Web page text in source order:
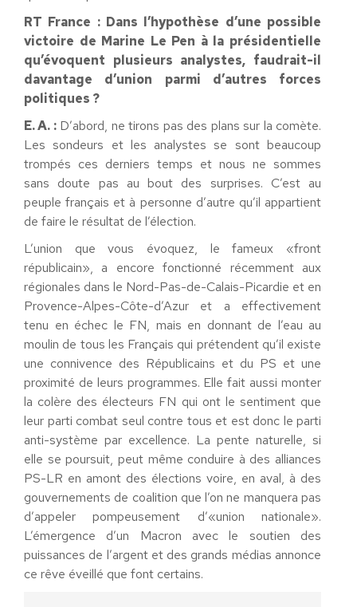
RT France : Dans l’hypothèse d’une possible
victoire de Marine Le Pen à la présidentielle
qu’évoquent plusieurs analystes, faudrait-il
davantage d’union parmi d’autres forces
politiques ?
E. A. :D’abord, ne tirons pas des plans sur la comète.
Les sondeurs et les analystes se sont beaucoup
trompés ces derniers temps et nous ne sommes
sans doute pas au bout des surprises. C’est au
peuple français et à personne d’autre qu’il appartient
de faire le résultat de l’élection.
L’union que vous évoquez, le fameux «front
républicain», a encore fonctionné récemment aux
régionales dans le Nord-Pas-de-Calais-Picardie et en
Provence-Alpes-Côte-d’Azur et a effectivement
tenu en échec le FN, mais en donnant de l’eau au
moulin de tous les Français qui prétendent qu’il existe
une connivence des Républicains et du PS et une
proximité de leurs programmes. Elle fait aussi monter
la colère des électeurs FN qui ont le sentiment que
leur parti combat seul contre tous et est donc le parti
anti-système par excellence. La pente naturelle, si
elle se poursuit, peut même conduire à des alliances
PS-LR en amont des élections voire, en aval, à des
gouvernements de coalition que l’on ne manquera pas
d’appeler pompeusement d’«union nationale».
L’émergence d’un Macron avec le soutien des
puissances de l’argent et des grands médias annonce
ce rêve éveillé que font certains.